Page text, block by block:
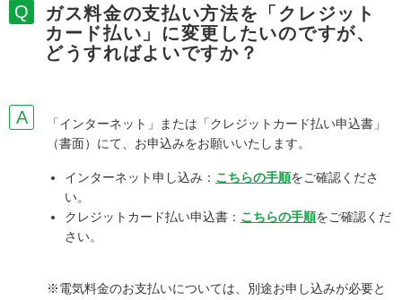
ガス料金の支払い方法を「クレジット
カード払い」に変更したいのですが、
どうすればよいですか？
「インターネット」または「クレジットカード払い申込書」
（書面）にて、お申込みをお願いいたします。
インターネット申し込み： こちらの手順をご確認くださ
い。
クレジットカード払い申込書： こちらの手順をご確認くだ
さい。
※電気料金のお支払いについては、別途お申し込みが必要と